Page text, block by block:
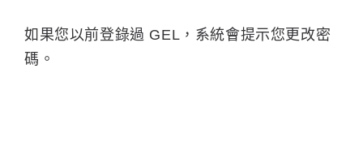
如果您以前登錄過 GEL，系統會提示您更改密
碼。